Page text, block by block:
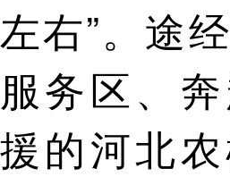
左右”。途
服务区、
援的河北农